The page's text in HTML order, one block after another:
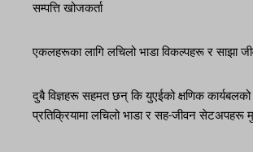
सम्पत्ति खोजकर्ता
एकलहरूका लागि लचिलो भाडा विकल्पहरू र साझा
दुबै विज्ञहरू सहमत छन् कि युएईको क्षणिक
प्रतिक्रियामा लचिलो भाडा र सह-जीवन सेटअपहरू